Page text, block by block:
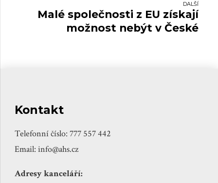
DALŠÍ
Malé společnosti z EU získají
možnost nebýt v České
Kontakt
Telefonní číslo: 777 557 442
Email: info@ahs.cz
Adresy kanceláří: